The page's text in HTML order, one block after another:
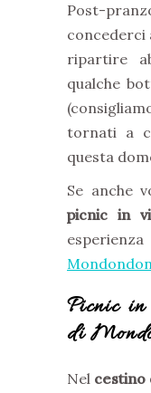
Post-
concederci
ripartire
qualche
tornati a
questa
Se anche
picnic in
Picnic
di
Nel cestino